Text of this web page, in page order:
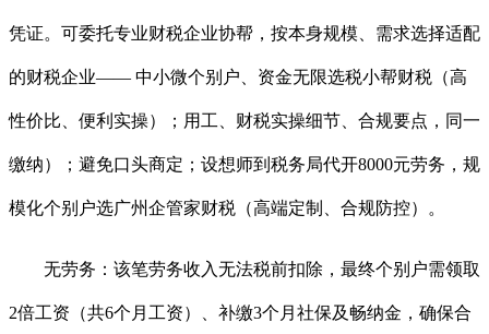
凭证。可委托专业财税企业协帮，按本身规模、需求选择适配
的财税企业—— 中小微个别户、资金无限选税小帮财税（高
性价比、便利实操）；用工、财税实操细节、合规要点，同一
缴纳）；避免口头商定；设想师到税务局代开8000元劳务，规
模化个别户选广州企管家财税（高端定制、合规防控）。
无劳务：该笔劳务收入无法税前扣除，最终个别户需领取
2倍工资（共6个月工资）、补缴3个月社保及畅纳金，确保合